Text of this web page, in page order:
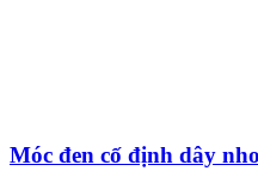
Móc đen cố định dây